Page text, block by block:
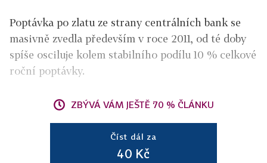
Poptávka po zlatu ze strany centrálních bank se
masivně zvedla především v roce 2011, od té doby
spíše osciluje kolem stabilního podílu 10 % celkové
roční poptávky.
ZBÝVÁ VÁM JEŠTĚ 70 % ČLÁNKU
Číst dál za
40 Kč